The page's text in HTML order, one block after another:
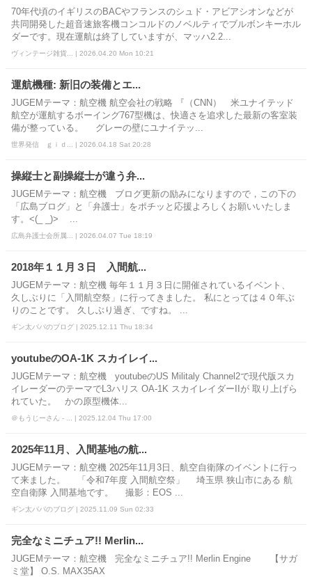
70年代頃のイギリスのBACやフランスのシュド・アビアシオンなどが
共同開発した超音速旅客機コンコルドのノベルティでブルボンキーホル
ダーです。現在運航は終了していますが、マッハ2.2...
ヴィンテージ雑貨... | 2026.04.20 Mon 10:21
運航機種: 新旧の装備とエ...
JUGEMテーマ：航空機 航空会社の戦略 『（CNN） 米ユナイテッド
航空が運航するボーイング767型機は、快適さを追求した最新の客室装
備が整っている。 グレーの壁にユナイテッ...
世界発信 ｇｉｄ... | 2026.04.18 Sat 20:28
操縦士と副操縦士が違う弁...
JUGEMテーマ：航空機 ブログ更新の励みになりますので，この下の
「広島ブログ」と「弁護士」をポチッと応援よろしくお願いいたしま
す。<(_ _)> ...
広島弁護士会所属... | 2026.04.07 Tue 18:19
2018年１１月３日 入間航...
JUGEMテーマ：航空機 毎年１１月３日に開催されているイベント、
久しぶりに「入間航空祭」に行ってきました。 私にとっては４０年ぶ
りのことです。 久しぶり過ぎ、ですね。 ...
ギン太パパのブログ | 2025.12.11 Thu 18:34
youtubeのOA-1K スカイレイ...
JUGEMテーマ：航空機 youtubeのUS Militaly Channel2で現代版スカ
イレーダーのテーマでL3ハリス OA-1K スカイレイダーIIが 取り上げら
れていた。 かの原型機体...
＠もうじーさん - ... | 2025.12.04 Thu 17:00
2025年11月、入間基地の航...
JUGEMテーマ：航空機 2025年11月3日、航空自衛隊のイベントに行っ
て来ました。 「令和7年度 入間航空祭」 埼玉県 狭山市にある 航
空自衛隊 入間基地です。 撮影：EOS ...
ギン太パパのブログ | 2025.11.09 Sun 02:33
完全なミニチュア!! Merlin...
JUGEMテーマ：航空機 完全なミニチュア!! Merlin Engine 【サガ
ミ堂】 O.S. MAX35AX